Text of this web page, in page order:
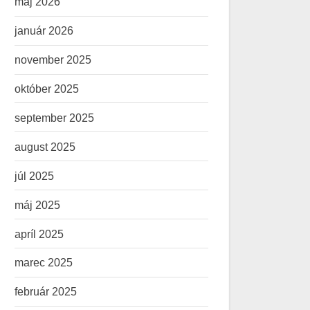
január 2026
november 2025
október 2025
september 2025
august 2025
júl 2025
máj 2025
apríl 2025
marec 2025
február 2025